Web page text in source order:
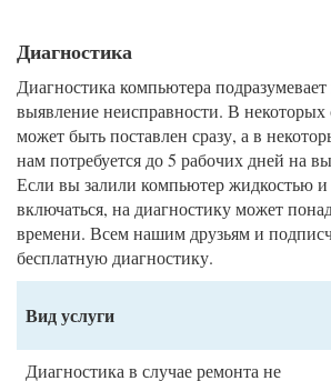
Диагностика
Диагностика компьютера
выявление неисправности. В некоторых
может быть поставлен сразу, а в
нам потребуется до 5 рабочих дней на
Если вы залили компьютер жидкостью и
включаться, на диагностику может
времени. Всем нашим друзьям и
бесплатную диагностику.
Вид услуги
Диагностика в случае ремонта не